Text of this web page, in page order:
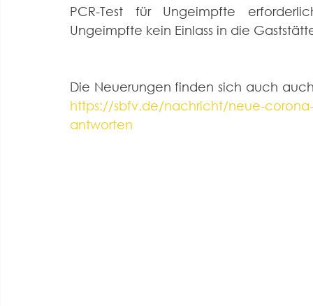
PCR-Test für Ungeimpfte
Ungeimpfte kein Einlass in die
https://sbfv.de/nachricht/neue-
antworten